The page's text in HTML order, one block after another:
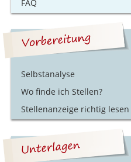
FAQ
Selbstanalyse
Wo finde ich Stellen?
Stellenanzeige richtig lesen